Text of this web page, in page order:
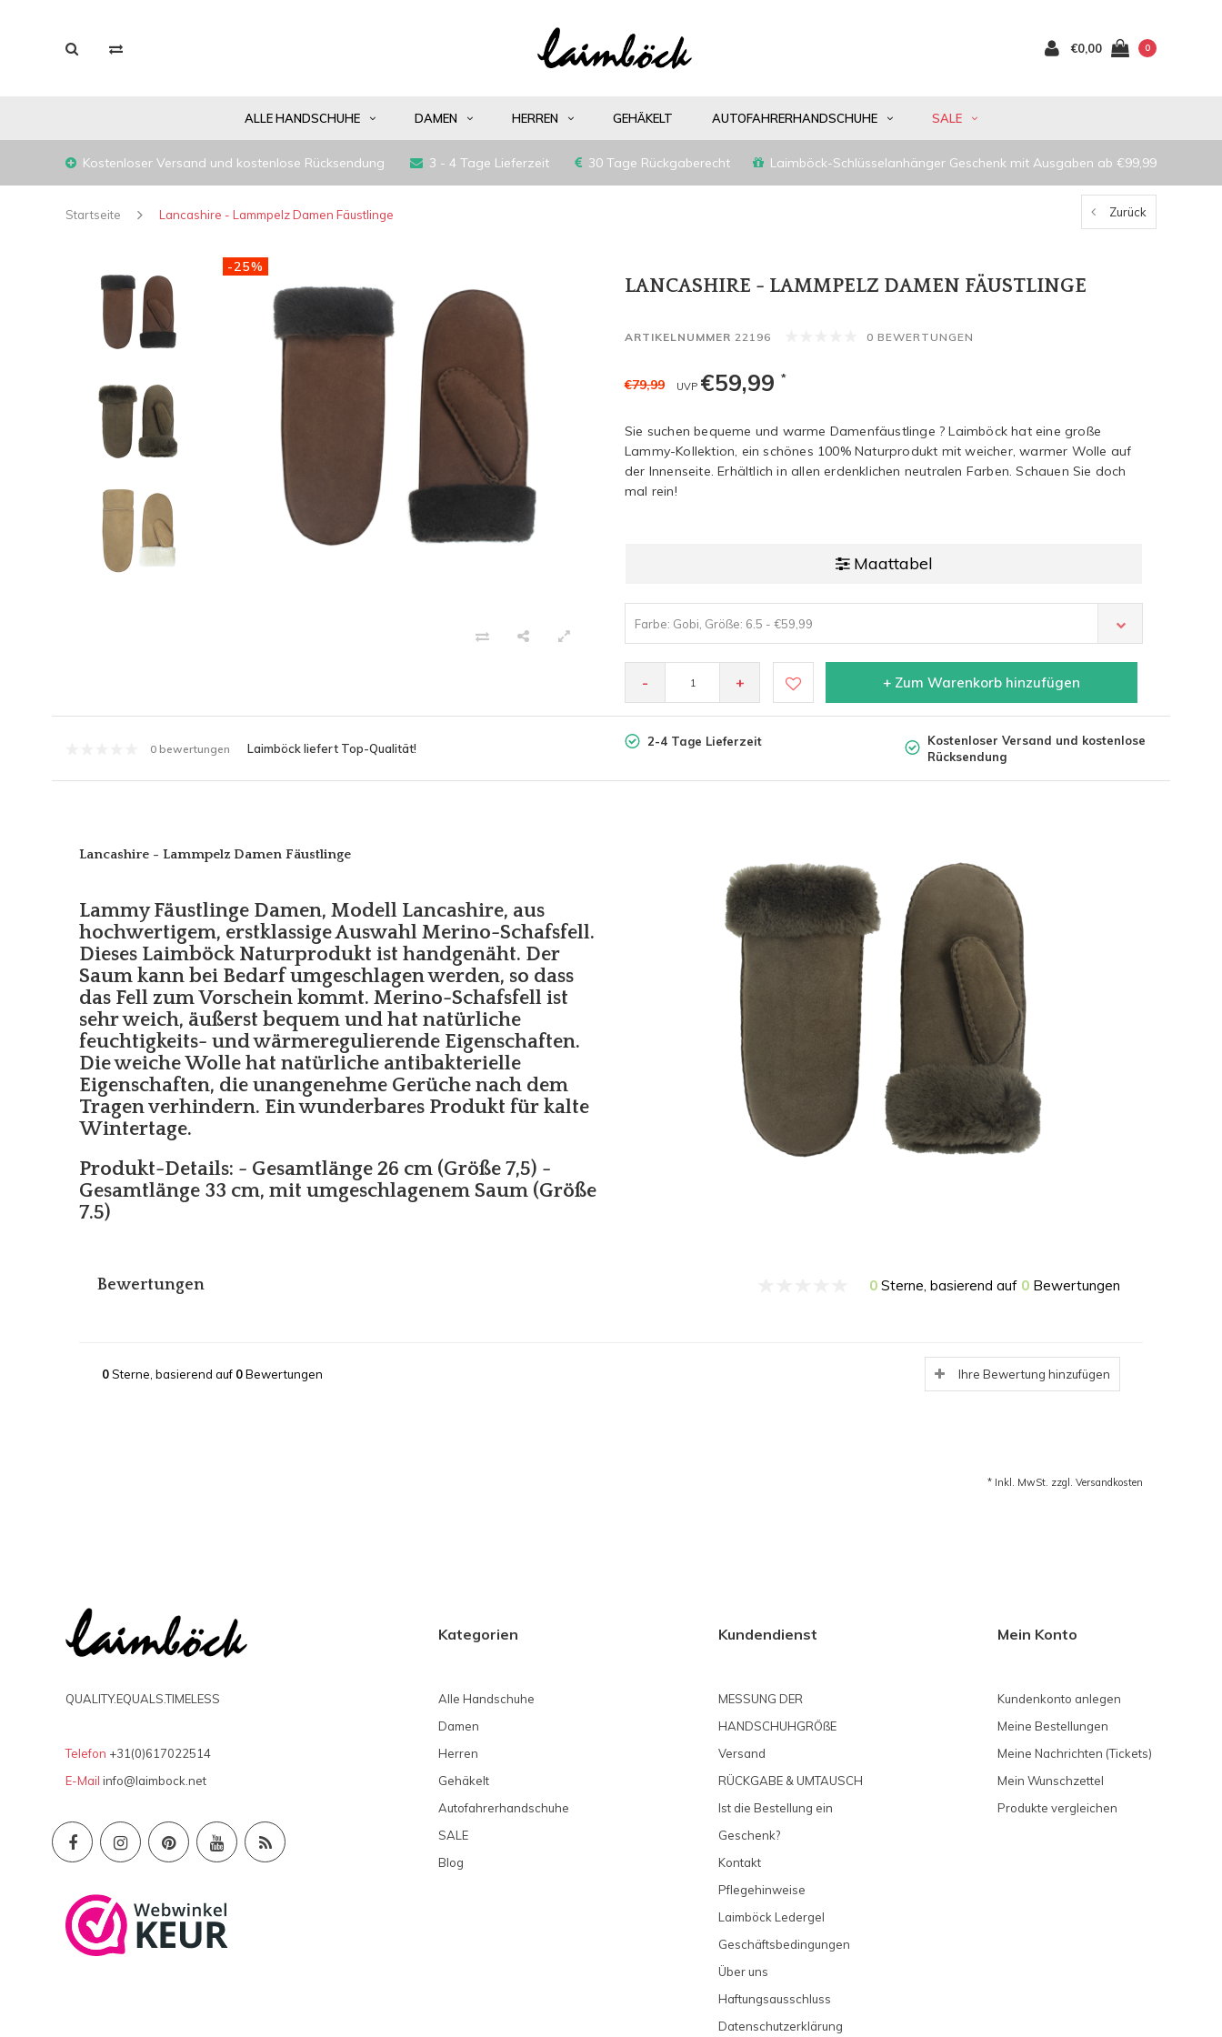
€0,00 0
ALLE HANDSCHUHE DAMEN HERREN GEHÄKELT AUTOFAHRERHANDSCHUHE SALE
Kostenloser Versand und kostenlose Rücksendung 3 - 4 Tage Lieferzeit 30 Tage Rückgaberecht Laimböck-Schlüsselanhänger Geschenk mit Ausgaben ab €99,99
Startseite Lancashire - Lammpelz Damen Fäustlinge Zurück
-25%
LANCASHIRE - LAMMPELZ DAMEN FÄUSTLINGE
ARTIKELNUMMER 22196 0 BEWERTUNGEN
€79,99 UVP €59,99 *
Sie suchen bequeme und warme Damenfäustlinge ? Laimböck hat eine große
Lammy-Kollektion, ein schönes 100% Naturprodukt mit weicher, warmer Wolle auf
der Innenseite. Erhältlich in allen erdenklichen neutralen Farben. Schauen Sie doch
mal rein!
Maattabel
Farbe: Gobi, Größe: 6.5 - €59,99
- + + Zum Warenkorb hinzufügen
0 bewertungen Laimböck liefert Top-Qualität! 2-4 Tage Lieferzeit
Kostenloser Versand und kostenlose
Rücksendung
Lancashire - Lammpelz Damen Fäustlinge
Lammy Fäustlinge Damen, Modell Lancashire, aus
hochwertigem, erstklassige Auswahl Merino-Schafsfell.
Dieses Laimböck Naturprodukt ist handgenäht. Der
Saum kann bei Bedarf umgeschlagen werden, so dass
das Fell zum Vorschein kommt. Merino-Schafsfell ist
sehr weich, äußerst bequem und hat natürliche
feuchtigkeits- und wärmeregulierende Eigenschaften.
Die weiche Wolle hat natürliche antibakterielle
Eigenschaften, die unangenehme Gerüche nach dem
Tragen verhindern. Ein wunderbares Produkt für kalte
Wintertage.
Produkt-Details: - Gesamtlänge 26 cm (Größe 7,5) -
Gesamtlänge 33 cm, mit umgeschlagenem Saum (Größe
7.5)
Bewertungen 0 Sterne, basierend auf 0 Bewertungen
0Sterne, basierend auf 0Bewertungen Ihre Bewertung hinzufügen
* Inkl. MwSt. zzgl. Versandkosten
QUALITY.EQUALS.TIMELESS
Telefon +31(0)617022514
E-Mail info@laimbock.net
Kategorien
Alle Handschuhe
Damen
Herren
Gehäkelt
Autofahrerhandschuhe
SALE
Blog
Kundendienst
MESSUNG DER
HANDSCHUHGRÖßE
Versand
RÜCKGABE & UMTAUSCH
Ist die Bestellung ein
Geschenk?
Kontakt
Pflegehinweise
Laimböck Ledergel
Geschäftsbedingungen
Über uns
Haftungsausschluss
Datenschutzerklärung
Mein Konto
Kundenkonto anlegen
Meine Bestellungen
Meine Nachrichten (Tickets)
Mein Wunschzettel
Produkte vergleichen